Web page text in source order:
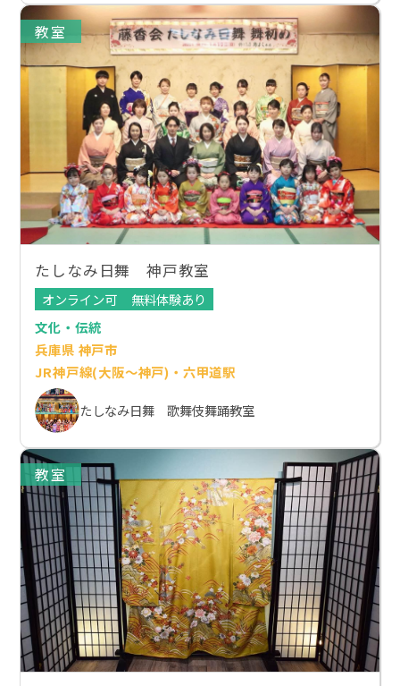
教室
たしなみ日舞 神戸教室
オンライン可
無料体験あり
文化・伝統
兵庫県 神戸市
JR神戸線(大阪～神戸)・六甲道駅
たしなみ日舞 歌舞伎舞踊教室
教室